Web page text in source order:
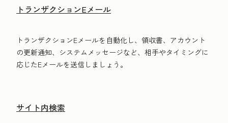
トランザクションEメール
トランザクションEメールを自動化し、領収書、アカウント
の更新通知、システムメッセージなど、相手やタイミングに
応じたEメールを送信しましょう。
サイト内検索